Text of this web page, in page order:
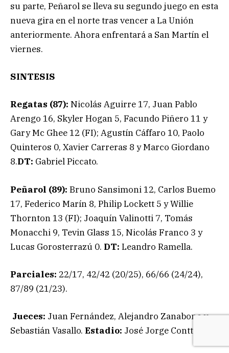
su parte, Peñarol se lleva su segundo juego en esta
nueva gira en el norte tras vencer a La Unión
anteriormente. Ahora enfrentará a San Martín el
viernes.
SINTESIS
Regatas (87): Nicolás Aguirre 17, Juan Pablo
Arengo 16, Skyler Hogan 5, Facundo Piñero 11 y
Gary Mc Ghee 12 (FI); Agustín Cáffaro 10, Paolo
Quinteros 0, Xavier Carreras 8 y Marco Giordano
8.DT: Gabriel Piccato.
Peñarol (89): Bruno Sansimoni 12, Carlos Buemo
17, Federico Marín 8, Philip Lockett 5 y Willie
Thornton 13 (FI); Joaquín Valinotti 7, Tomás
Monacchi 9, Tevin Glass 15, Nicolás Franco 3 y
Lucas Gorosterrazú 0. DT: Leandro Ramella.
Parciales: 22/17, 42/42 (20/25), 66/66 (24/24),
87/89 (21/23).
Jueces: Juan Fernández, Alejandro Zanabone y
Sebastián Vasallo. Estadio: José Jorge Contte.